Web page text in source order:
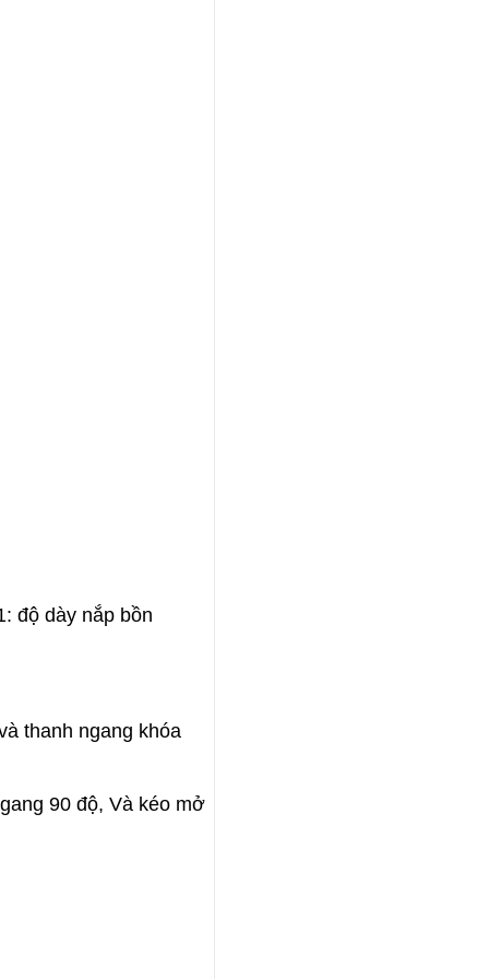
độ dày nắp bồn
thanh ngang khóa
90 độ, Và kéo mở